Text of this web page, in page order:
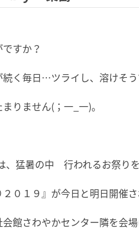
すか？
く毎日…ツライし、溶けそう
りません(；一_一)。
、猛暑の中 行われるお祭り
０１９』が今日と明日開催さ
館さわやかセンター隣を会場